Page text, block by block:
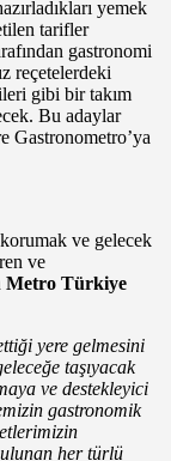
yemek
tarifler
gastronomi
reçetelerdeki
gibi bir takım
Bu adaylar
Gastronometro’ya
ve gelecek
ve
Metro Türkiye
yere gelmesini
taşıyacak
ve destekleyici
gastronomik
her türlü